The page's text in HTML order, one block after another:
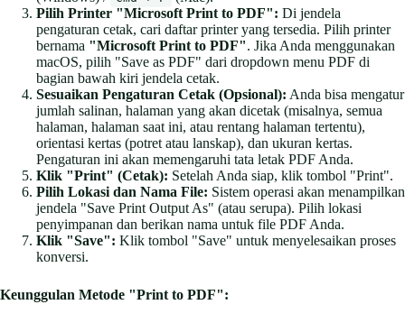
Pilih Printer "Microsoft Print to PDF": Di jendela
pengaturan cetak, cari daftar printer yang tersedia. Pilih printer
bernama "Microsoft Print to PDF". Jika Anda menggunakan
macOS, pilih "Save as PDF" dari dropdown menu PDF di
bagian bawah kiri jendela cetak.
Sesuaikan Pengaturan Cetak (Opsional): Anda bisa mengatur
jumlah salinan, halaman yang akan dicetak (misalnya, semua
halaman, halaman saat ini, atau rentang halaman tertentu),
orientasi kertas (potret atau lanskap), dan ukuran kertas.
Pengaturan ini akan memengaruhi tata letak PDF Anda.
Klik "Print" (Cetak): Setelah Anda siap, klik tombol "Print".
Pilih Lokasi dan Nama File: Sistem operasi akan menampilkan
jendela "Save Print Output As" (atau serupa). Pilih lokasi
penyimpanan dan berikan nama untuk file PDF Anda.
Klik "Save": Klik tombol "Save" untuk menyelesaikan proses
konversi.
Keunggulan Metode "Print to PDF":